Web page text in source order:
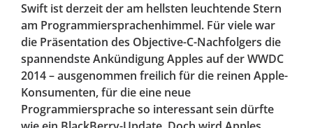
Swift ist derzeit der am hellsten leuchtende Stern
am Programmiersprachenhimmel. Für viele war
die Präsentation des Objective-C-Nachfolgers die
spannendste Ankündigung Apples auf der WWDC
2014 – ausgenommen freilich für die reinen Apple-
Konsumenten, für die eine neue
Programmiersprache so interessant sein dürfte